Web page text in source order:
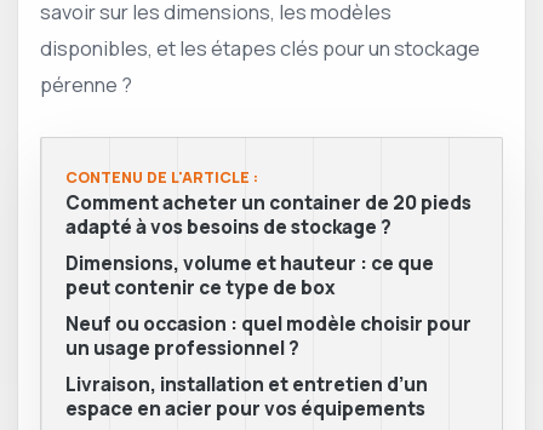
savoir sur les dimensions, les modèles
disponibles, et les étapes clés pour un stockage
pérenne ?
CONTENU DE L'ARTICLE :
Comment acheter un container de 20 pieds
adapté à vos besoins de stockage ?
Dimensions, volume et hauteur : ce que
peut contenir ce type de box
Neuf ou occasion : quel modèle choisir pour
un usage professionnel ?
Livraison, installation et entretien d’un
espace en acier pour vos équipements